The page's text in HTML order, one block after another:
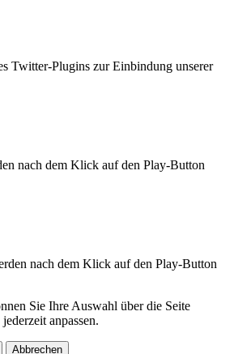
Twitter-Plugins zur Einbindung unserer
nach dem Klick auf den Play-Button
nach dem Klick auf den Play-Button
Sie Ihre Auswahl über die Seite
anpassen.
Abbrechen